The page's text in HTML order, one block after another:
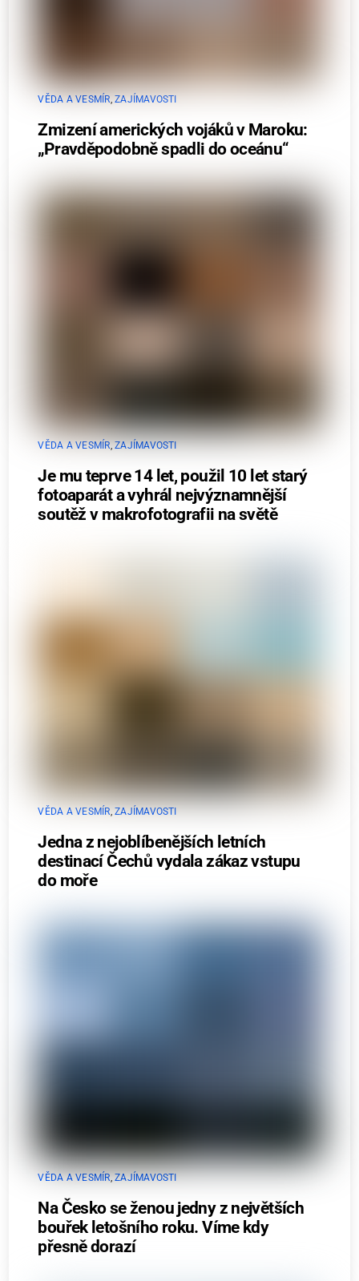
VĚDA A VESMÍR ,ZAJÍMAVOSTI
Zmizení amerických vojáků v Maroku:
„Pravděpodobně spadli do oceánu“
VĚDA A VESMÍR,ZAJÍMAVOSTI
Je mu teprve 14 let, použil 10 let starý
fotoaparát a vyhrál nejvýznamnější
soutěž v makrofotografii na světě
VĚDA A VESMÍR,ZAJÍMAVOSTI
Jedna z nejoblíbenějších letních
destinací Čechů vydala zákaz vstupu
do moře
VĚDA A VESMÍR,ZAJÍMAVOSTI
Na Česko se ženou jedny z největších
bouřek letošního roku. Víme kdy
přesně dorazí